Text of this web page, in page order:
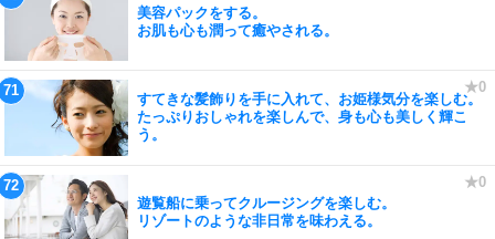
美容パックをする。
お肌も心も潤って癒やされる。
すてきな髪飾りを手に入れて、お姫様気分を楽しむ。
たっぷりおしゃれを楽しんで、身も心も美しく輝こ
う。
遊覧船に乗ってクルージングを楽しむ。
リゾートのような非日常を味わえる。